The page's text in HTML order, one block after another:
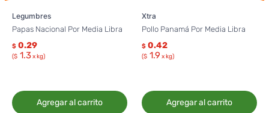
Legumbres
Papas Nacional Por Media Libra
$ 0.29
($ 1.3x kg)
Agregar al carrito
Xtra
Pollo Panamá Por Media Libra
$ 0.42
($ 1.9 x kg)
Agregar al carrito